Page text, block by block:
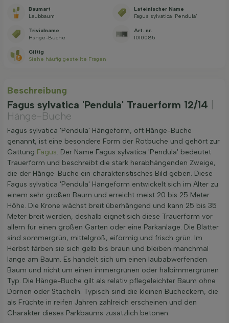
Baumart
Laubbaum
Lateinischer Name
Fagus sylvatica 'Pendula'
Trivialname
Hänge-Buche
Art. nr.
1010085
Giftig
Siehe häufig gestellte Fragen
Beschreibung
Fagus sylvatica 'Pendula' Trauerform 12/14
Hänge-Buche
Fagus sylvatica 'Pendula' Hängeform, oft Hänge-Buche
genannt, ist eine besondere Form der Rotbuche und gehört zur
Gattung Fagus. Der Name Fagus sylvatica 'Pendula' bedeutet
Trauerform und beschreibt die stark herabhängenden Zweige,
die der Hänge-Buche ein charakteristisches Bild geben. Diese
Fagus sylvatica 'Pendula' Hängeform entwickelt sich im Alter zu
einem sehr großen Baum und erreicht meist 20 bis 25 Meter
Höhe. Die Krone wächst breit überhängend und kann 25 bis 35
Meter breit werden, deshalb eignet sich diese Trauerform vor
allem für einen großen Garten oder eine Parkanlage. Die Blätter
sind sommergrün, mittelgroß, eiförmig und frisch grün. Im
Herbst färben sie sich gelb bis braun und bleiben manchmal
lange am Baum. Es handelt sich um einen laubabwerfenden
Baum und nicht um einen immergrünen oder halbimmergrünen
Typ. Die Hänge-Buche gilt als relativ pflegeleichter Baum ohne
Dornen oder Stacheln. Typisch sind die kleinen Bucheckern, die
als Früchte in reifen Jahren zahlreich erscheinen und den
Charakter dieses Parkbaums zusätzlich betonen.